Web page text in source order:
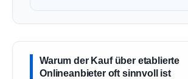
Warum der Kauf über etablierte
Onlineanbieter oft sinnvoll ist